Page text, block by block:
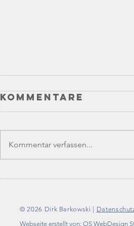
Olaf Lies zu
Kommentare
Kommentar verfassen...
© 2026 Dirk Barkowski |
Webseite erstellt von: OS WebDesign